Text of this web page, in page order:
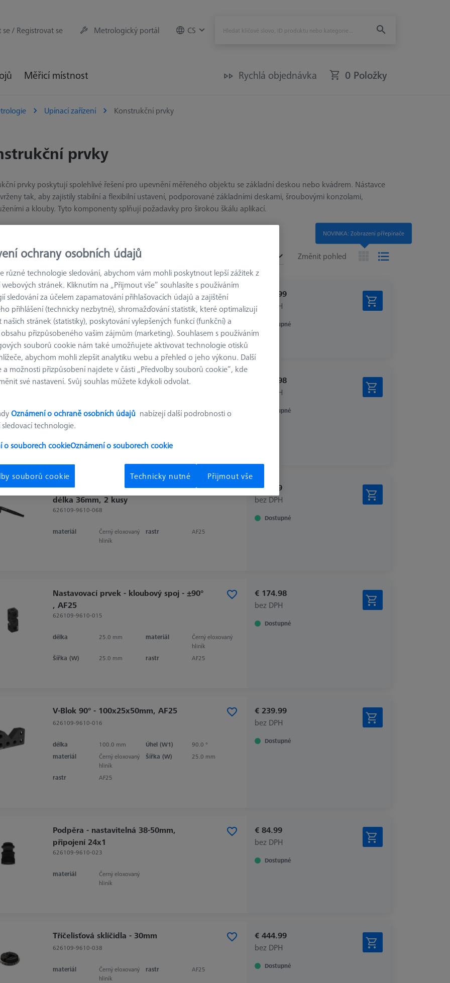
se / Registrovat se Metrologický portál CS
Měřicí místnost Rychlá objednávka 0 Položky
Upínací zařízení Konstrukční prvky
prvky
prvky poskytují spolehlivé řešení pro upevnění měřeného objektu se základní deskou nebo kvádrem. Nástavce
tak, aby zajistily stabilní a flexibilní ustavení, podporované základními deskami, šroubovými konzolami,
a klouby. Tyto komponenty splňují požadavky pro širokou škálu aplikací.
Změnit pohled
Otočný kloub - délka 205mm, AF25
626109-9610-013
rastr AF25
€ 260.99
bez DPH
Dostupné
Svěrák - 125x50x50mm, AF25
délka 125.0 mm materiál
Černý eloxovaný
€ 749.98
bez DPH
Dostupné
Přitlačovací prvek pro upínací sloupek,
délka 36mm, 2 kusy
626109-9610-068
materiál
Černý eloxovaný
hliník
rastr AF25
€ 38.99
bez DPH
Dostupné
Nastavovací prvek - kloubový spoj - ±90°
, AF25
626109-9610-015
délka 25.0 mm materiál
Černý eloxovaný
hliník
Šířka (W)
25.0 mm rastr AF25
€ 174.98
bez DPH
Dostupné
V-Blok 90° - 100x25x50mm, AF25
626109-9610-016
délka 100.0 mm Úhel (W1)
90.0 °
materiál
Černý eloxovaný
hliník
Šířka (W) 25.0 mm
rastr AF25
€ 239.99
bez DPH
Dostupné
Podpěra - nastavitelná 38-50mm,
připojení 24x1
626109-9610-023
materiál
Černý eloxovaný
hliník
€ 84.99
bez DPH
Dostupné
Tříčelisťová sklíčidla - 30mm
626109-9610-038
materiál
Černý eloxovaný
hliník
rastr AF25
€ 444.99
bez DPH
Dostupné
NOVINKA: Zobrazení přřepínače
ochrany osobních údajů
různé technologie sledování, abychom vám mohli poskytnout lepší zážitek z
stránek. Kliknutím na „Přijmout vše“ souhlasíte s používáním
sledování za účelem zapamatování přihlašovacích údajů a zajištění
přihlášení (technicky nezbytné), shromažďování statistik, které optimalizují
stránek (statistiky), poskytování vylepšených funkcí (funkční) a
přizpůsobeného vašim zájmům (marketing). Souhlasem s používáním
souborů cookie nám také umožňujete aktivovat technologie otisků
abychom mohli zlepšit analytiku webu a přehled o jeho výkonu. Další
a možnosti přizpůsobení najdete v části „Předvolby souborů cookie“, kde
své nastavení. Svůj souhlas můžete kdykoli odvolat.
Oznámení o ochraně osobních údajů nabízejí další podrobnosti o
technologie.
o souborech cookieOznámení o souborech cookie
souborů cookie Technicky nutné Přijmout vše